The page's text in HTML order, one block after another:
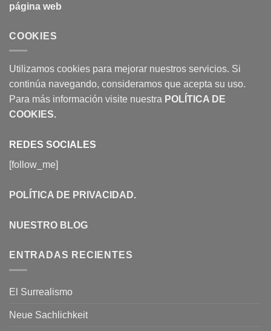
página web
COOKIES
Utilizamos cookies para mejorar nuestros servicios. Si
continúa navegando, consideramos que acepta su uso.
Para más información visite nuestra POLÍTICA DE
COOKIES.
REDES SOCIALES
[follow_me]
POLÍTICA DE PRIVACIDAD.
NUESTRO BLOG
ENTRADAS RECIENTES
El Surrealismo
Neue Sachlichkeit